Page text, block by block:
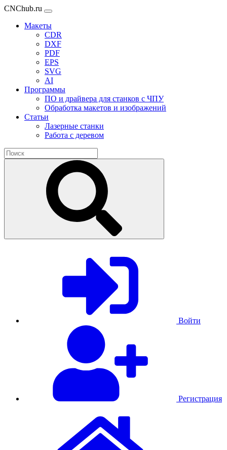
CNChub.ru
Макеты
CDR
DXF
PDF
EPS
SVG
AI
Программы
ПО и драйвера для станков с ЧПУ
Обработка макетов и изображений
Статьи
Лазерные станки
Работа с деревом
Войти
Регистрация